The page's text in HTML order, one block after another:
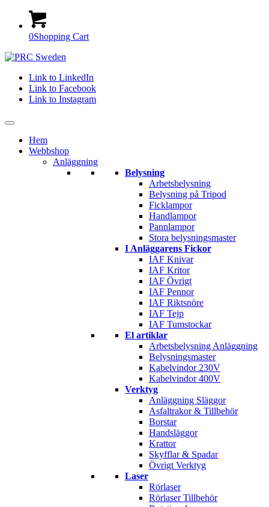
0Shopping Cart
Link to LinkedIn
Link to Facebook
Link to Instagram
Hem
Webbshop
Anläggning
Belysning
Arbetsbelysning
Belysning på Tripod
Ficklampor
Handlampor
Pannlampor
Stora belysningsmaster
I Anläggarens Fickor
IAF Knivar
IAF Kritor
IAF Övrigt
IAF Pennor
IAF Riktsnöre
IAF Tejp
IAF Tumstockar
El artiklar
Arbetsbelysning Anläggning
Belysningsmaster
Kabelvindor 230V
Kabelvindor 400V
Verktyg
Anläggning Släggor
Asfaltrakor & Tillbehör
Borstar
Handsläggor
Krattor
Skyfflar & Spadar
Övrigt Verktyg
Laser
Rörlaser
Rörlaser Tillbehör